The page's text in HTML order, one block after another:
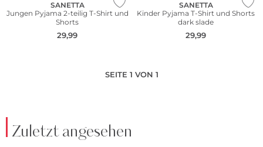
SANETTA
Jungen Pyjama 2-teilig T-Shirt und
Shorts
29,99
SANETTA
Kinder Pyjama T-Shirt und Shorts
dark slade
29,99
SEITE 1 VON 1
Zuletzt angesehen